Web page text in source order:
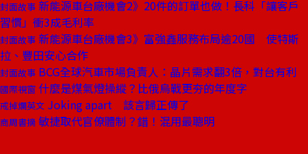
封面故事 新能源車台廠機會2》20件的訂單也做！長科「讓客戶
習慣」衝3成毛利率
封面故事 新能源車台廠機會3》富強鑫服務布局逾20國 使特斯
拉、豐田安心合作
封面故事 BCG全球汽車市場負責人：晶片需求翻3倍，對台有利
國際視窗 什麼是煤氣燈操縱？比俄烏戰更夯的年度字
戒掉爛英文 Joking apart 該言歸正傳了
商周書摘 敏捷取代官僚體制？錯！混用最聰明